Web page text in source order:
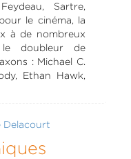
Sartre,
le cinéma, la
à de nombreux
doubleur de
: Michael C.
Ethan Hawk,
Delacourt